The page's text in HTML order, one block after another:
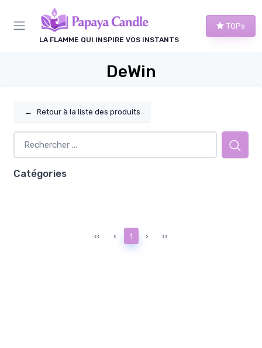
LA FLAMME QUI INSPIRE VOS INSTANTS
TOPs
DeWin
← Retour à la liste des produits
Catégories
‹‹ ‹ 1 › ››
Panneau de gestion des cookies